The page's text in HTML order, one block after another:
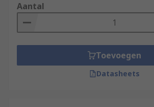
Aantal
Toevoegen
Datasheets